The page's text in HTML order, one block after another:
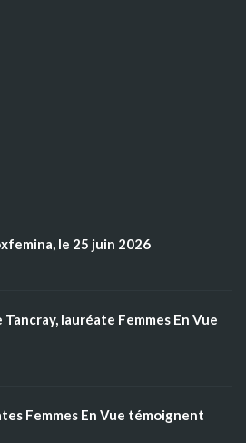
le 25 juin 2026
lauréate Femmes En Vue
Femmes En Vue témoignent